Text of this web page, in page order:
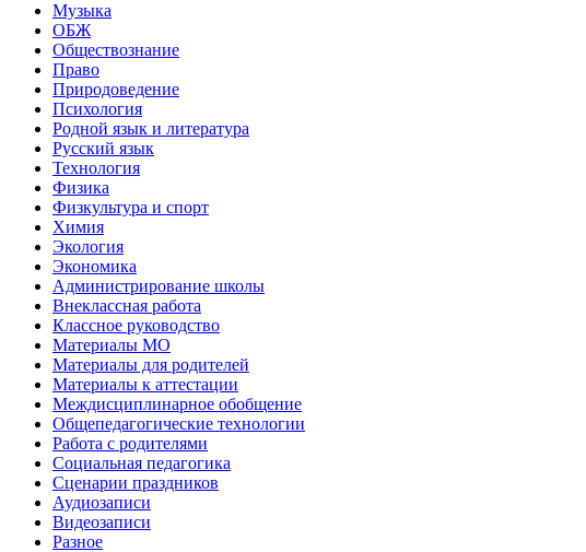
Музыка
ОБЖ
Обществознание
Право
Природоведение
Психология
Родной язык и литература
Русский язык
Технология
Физика
Физкультура и спорт
Химия
Экология
Экономика
Администрирование школы
Внеклассная работа
Классное руководство
Материалы МО
Материалы для родителей
Материалы к аттестации
Междисциплинарное обобщение
Общепедагогические технологии
Работа с родителями
Социальная педагогика
Сценарии праздников
Аудиозаписи
Видеозаписи
Разное